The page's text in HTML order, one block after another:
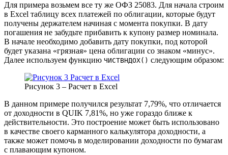
Для примера возьмем все ту же ОФЗ 25083. Для начала строим
в Excel таблицу всех платежей по облигации, которые будут
получены держателем начиная с момента покупки. В дату
погашения не забудьте прибавить к купону размер номинала.
В начале необходимо добавить дату покупки, под которой
будет указана «грязная» цена облигации со знаком «минус».
Далее используем функцию ЧИСТВНДОХ() следующим образом:
Рисунок 3 – Расчет в Excel
В данном примере получился результат 7,79%, что отличается
от доходности в QUIK 7,81%, но уже гораздо ближе к
действительности. Это построение может быть использовано
в качестве своего карманного калькулятора доходности, а
также может помочь в моделировании доходности по бумагам
с плавающим купоном.